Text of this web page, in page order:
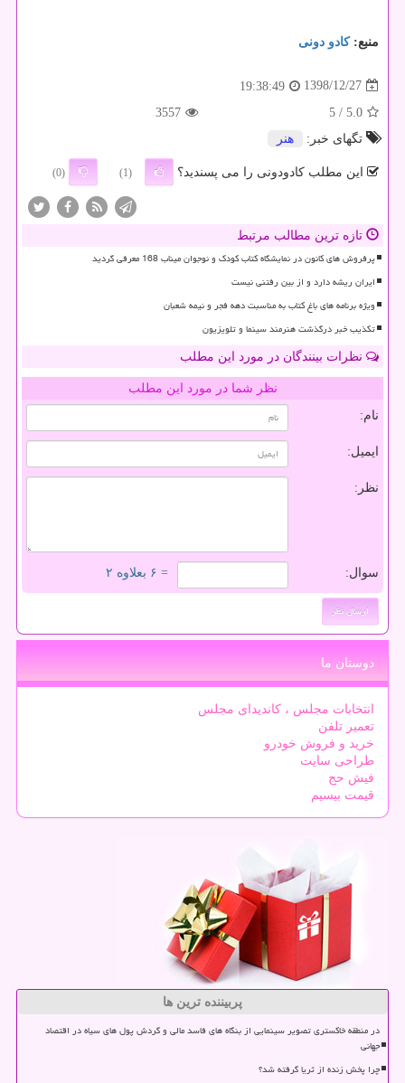
منبع:كادو دونی
1398/12/27
19:38:49
5.0
/ 5
3557
تگهای خبر:
هنر
این مطلب کادودونی را می پسندید؟ (1)
(0)
تازه ترین مطالب مرتبط
پرفروش های کانون در نمایشگاه کتاب کودک و نوجوان میناب 168 معرفی گردید
ایران ریشه دارد و از بین رفتنی نیست
ویژه برنامه های باغ کتاب به مناسبت دهه فجر و نیمه شعبان
تکذیب خبر درگذشت هنرمند سینما و تلویزیون
نظرات بینندگان در مورد این مطلب
نظر شما در مورد این مطلب
نام:
ایمیل:
نظر:
سوال: = ۶ بعلاوه ۲
دوستان ما
انتخابات مجلس ، کاندیدای مجلس
تعمیر تلفن
خرید و فروش خودرو
طراحی سایت
فیش حج
قیمت بیسیم
پربیننده ترین ها
در منطقه خاکستری تصویر سینمایی از بنگاه های فاسد مالی و گردش پول های سیاه در اقتصاد
جهانی
چرا پخش زنده از ثریا گرفته شد؟